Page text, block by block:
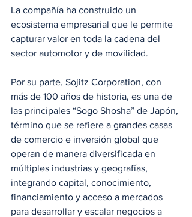
La compañía ha construido un
ecosistema empresarial que le permite
capturar valor en toda la cadena del
sector automotor y de movilidad.
Por su parte, Sojitz Corporation, con
más de 100 años de historia, es una de
las principales “Sogo Shosha” de Japón,
término que se refiere a grandes casas
de comercio e inversión global que
operan de manera diversificada en
múltiples industrias y geografías,
integrando capital, conocimiento,
financiamiento y acceso a mercados
para desarrollar y escalar negocios a